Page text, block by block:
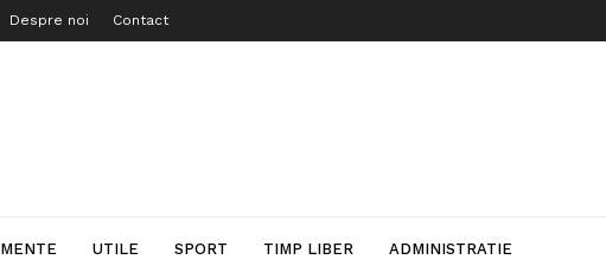
Despre noi Contact
UTILE SPORT TIMP LIBER ADMINISTRATIE